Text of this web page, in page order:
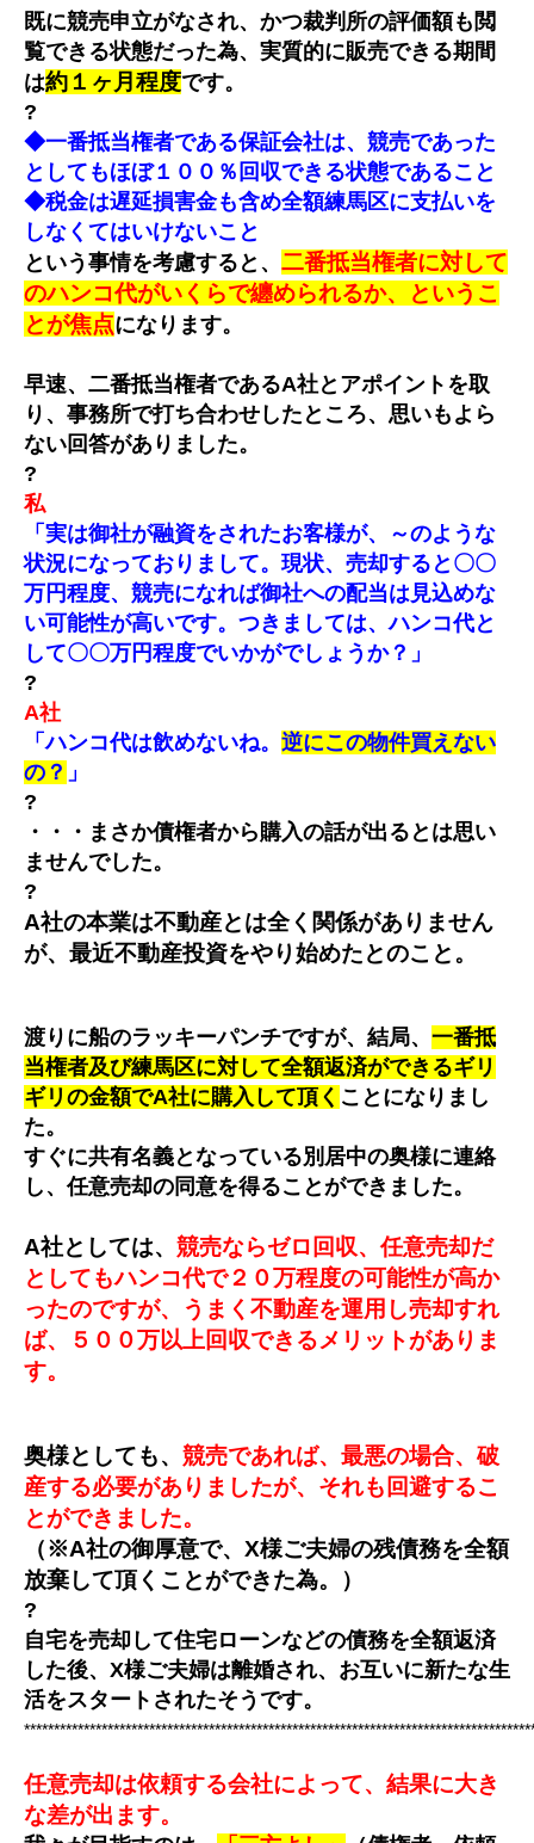
既に競売申立がなされ、かつ裁判所の評価額も閲
覧できる状態だった為、実質的に販売できる期間
は約１ヶ月程度です。
?
◆一番抵当権者である保証会社は、競売であった
としてもほぼ１００％回収できる状態であること
◆税金は遅延損害金も含め全額練馬区に支払いを
しなくてはいけないこと
という事情を考慮すると、 二番抵当権者に対して
のハンコ代がいくらで纏められるか、というこ
とが焦点になります。
早速、二番抵当権者であるA社とアポイントを取
り、事務所で打ち合わせしたところ、思いもよら
ない回答がありました。
?
私
「実は御社が融資をされたお客様が、～のような
状況になっておりまして。現状、売却すると〇〇
万円程度、競売になれば御社への配当は見込めな
い可能性が高いです。つきましては、ハンコ代と
して〇〇万円程度でいかがでしょうか？」
?
A社
「ハンコ代は飲めないね。 逆にこの物件買えない
の？ 」
?
・・・まさか債権者から購入の話が出るとは思い
ませんでした。
?
A社の本業は不動産とは全く関係がありません
が、最近不動産投資をやり始めたとのこと。
渡りに船のラッキーパンチですが、結局、 一番抵
当権者及び練馬区に対して全額返済ができるギリ
ギリの金額でA社に購入して頂く ことになりまし
た。
すぐに共有名義となっている別居中の奥様に連絡
し、任意売却の同意を得ることができました。
A社としては、 競売ならゼロ回収、任意売却だ
としてもハンコ代で２０万程度の可能性が高か
ったのですが、うまく不動産を運用し売却すれ
ば、５００万以上回収できるメリットがありま
す。
奥様としても、 競売であれば、最悪の場合、破
産する必要がありましたが、それも回避するこ
とができました。
（※A社の御厚意で、X様ご夫婦の残債務を全額
放棄して頂くことができた為。）
?
自宅を売却して住宅ローンなどの債務を全額返済
した後、X様ご夫婦は離婚され、お互いに新たな生
活をスタートされたそうです。
任意売却は依頼する会社によって、結果に大き
な差が出ます。